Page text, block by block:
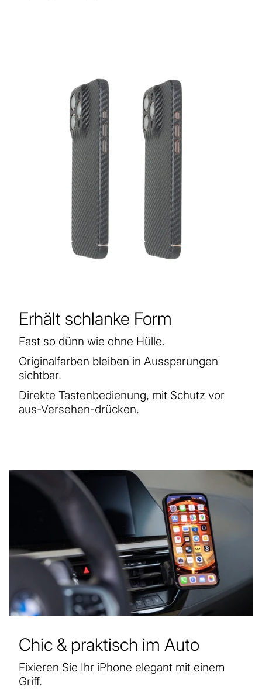
Erhält schlanke Form
Fast so dünn wie ohne Hülle.
Originalfarben bleiben in Aussparungen
sichtbar.
Direkte Tastenbedienung, mit Schutz vor
aus-Versehen-drücken.
Chic & praktisch im Auto
Fixieren Sie Ihr iPhone elegant mit einem
Griff.